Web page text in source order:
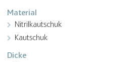
Material
Nitrilkautschuk
Kautschuk
Dicke